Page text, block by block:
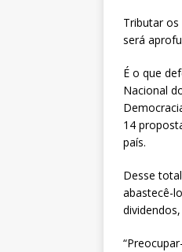
Tributar
será
É o que
Nacional
14
país.
Desse
abastecê-